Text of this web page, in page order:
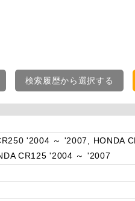
検索履歴から選択する
'2004 ～ '2007, HONDA
CR125 '2004 ～ '2007